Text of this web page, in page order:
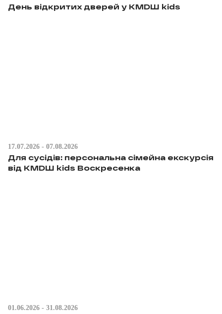
День відкритих дверей у KMDШ kids
17.07.2026 - 07.08.2026
Для сусідів: персональна сімейна екскурсія
від КМDШ kids Воскресенка
01.06.2026 - 31.08.2026